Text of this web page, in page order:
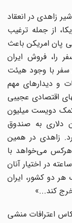
زاهدی در انعقاد
از جمله ترغیب
امریکن باعث
فروش ایران
با وجود هیئت
و دیدار‌های مهم
اقتصادی عجیبی
دویست میلیون
و کمک 580 میلیون دلاری به صندوق
زاهدی در همین
می‌خواهد با
کند باید به سفارت بیاید. ما 24 ساعته در اختیار آنان
دو کشور، ایران
کند...»
اعترافات منشی